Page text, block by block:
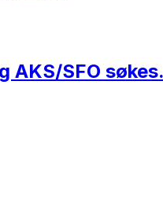
AKS/SFO søkes.